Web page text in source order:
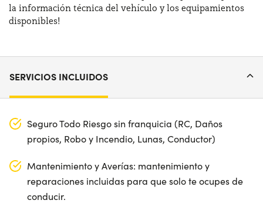
la información técnica del vehículo y los equipamientos
disponibles!
SERVICIOS INCLUIDOS
Seguro Todo Riesgo sin franquicia (RC, Daños
propios, Robo y Incendio, Lunas, Conductor)
Mantenimiento y Averías: mantenimiento y
reparaciones incluidas para que solo te ocupes de
conducir.